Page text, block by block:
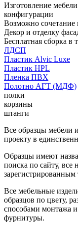
Изготовление
конфигурации
Возможно сочетание
Декор и отделку
Бесплатная сборка в
ЛДСП
Пластик Alvic Luxe
Пластик HPL
Пленка ПВХ
Полотно АГТ (МДФ)
полки
корзины
штанги
Все образцы мебели
проекту в
Образцы имеют
поиска по сайту, все
Все мебельные
образцов по цвету,
способами монтажа
фурнитуры.